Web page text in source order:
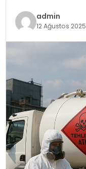
TEKNOLOJI
YAŞAM
admin
12 Ağustos 2025